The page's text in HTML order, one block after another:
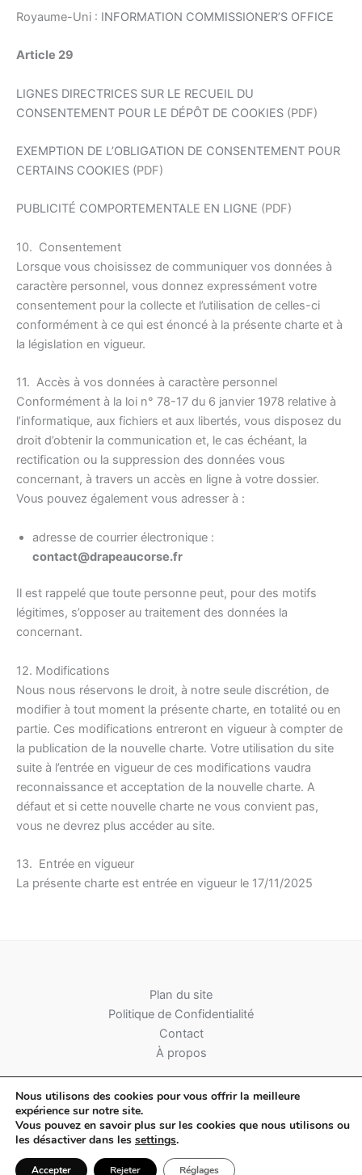
Royaume-Uni : INFORMATION COMMISSIONER’S OFFICE
Article 29
LIGNES DIRECTRICES SUR LE RECUEIL DU
CONSENTEMENT POUR LE DÉPÔT DE COOKIES (PDF)
EXEMPTION DE L’OBLIGATION DE CONSENTEMENT POUR
CERTAINS COOKIES (PDF)
PUBLICITÉ COMPORTEMENTALE EN LIGNE (PDF)
10. Consentement
Lorsque vous choisissez de communiquer vos données à
caractère personnel, vous donnez expressément votre
consentement pour la collecte et l’utilisation de celles-ci
conformément à ce qui est énoncé à la présente charte et à
la législation en vigueur.
11. Accès à vos données à caractère personnel
Conformément à la loi n° 78-17 du 6 janvier 1978 relative à
l’informatique, aux fichiers et aux libertés, vous disposez du
droit d’obtenir la communication et, le cas échéant, la
rectification ou la suppression des données vous
concernant, à travers un accès en ligne à votre dossier.
Vous pouvez également vous adresser à :
adresse de courrier électronique :
contact@drapeaucorse.fr
Il est rappelé que toute personne peut, pour des motifs
légitimes, s’opposer au traitement des données la
concernant.
12. Modifications
Nous nous réservons le droit, à notre seule discrétion, de
modifier à tout moment la présente charte, en totalité ou en
partie. Ces modifications entreront en vigueur à compter de
la publication de la nouvelle charte. Votre utilisation du site
suite à l’entrée en vigueur de ces modifications vaudra
reconnaissance et acceptation de la nouvelle charte. A
défaut et si cette nouvelle charte ne vous convient pas,
vous ne devrez plus accéder au site.
13. Entrée en vigueur
La présente charte est entrée en vigueur le 17/11/2025
Plan du site
Politique de Confidentialité
Contact
À propos
Nous utilisons des cookies pour vous offrir la meilleure
expérience sur notre site.
Vous pouvez en savoir plus sur les cookies que nous utilisons ou
les désactiver dans les settings.
Accepter Rejeter Réglages